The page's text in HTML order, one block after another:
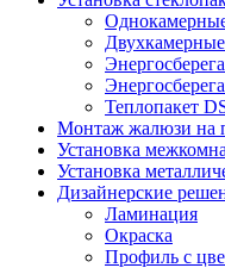
Теплопакет
Монтаж жалюзи на
Установка
Установка
Дизайнерские
Ламинация
Окраска
Профиль с